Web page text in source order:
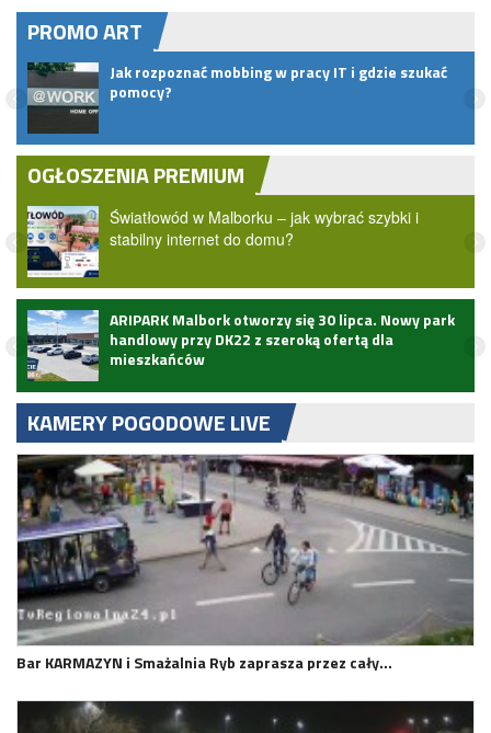
PROMO ART
Jak rozpoznać mobbing w pracy IT i gdzie szukać
pomocy?
OGŁOSZENIA PREMIUM
Światłowód w Malborku – jak wybrać szybki i
stabilny internet do domu?
ARIPARK Malbork otworzy się 30 lipca. Nowy park
handlowy przy DK22 z szeroką ofertą dla
mieszkańców
KAMERY POGODOWE LIVE
Bar KARMAZYN i Smażalnia Ryb zaprasza przez cały…